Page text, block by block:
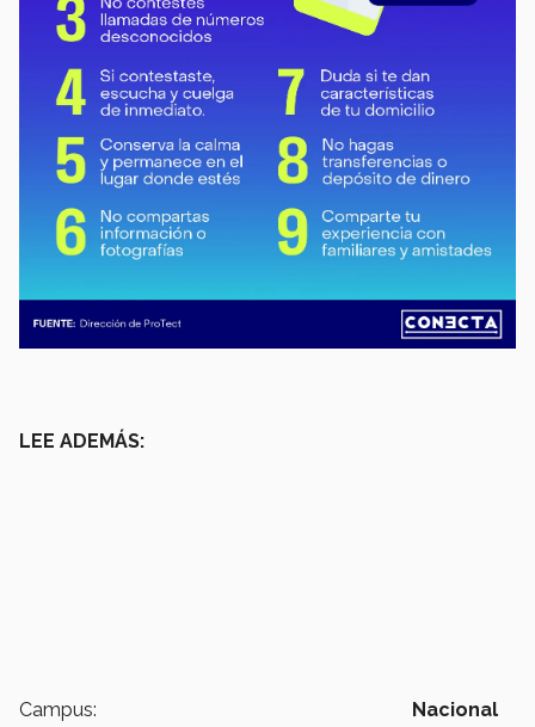
LEE ADEMÁS:
Campus: Nacional